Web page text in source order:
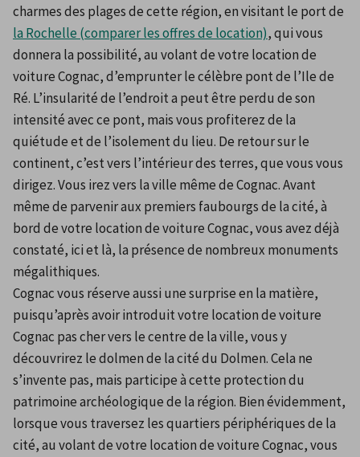
charmes des plages de cette région, en visitant le port de
la Rochelle (comparer les offres de location), qui vous
donnera la possibilité, au volant de votre location de
voiture Cognac, d’emprunter le célèbre pont de l’Ile de
Ré. L’insularité de l’endroit a peut être perdu de son
intensité avec ce pont, mais vous profiterez de la
quiétude et de l’isolement du lieu. De retour sur le
continent, c’est vers l’intérieur des terres, que vous vous
dirigez. Vous irez vers la ville même de Cognac. Avant
même de parvenir aux premiers faubourgs de la cité, à
bord de votre location de voiture Cognac, vous avez déjà
constaté, ici et là, la présence de nombreux monuments
mégalithiques.
Cognac vous réserve aussi une surprise en la matière,
puisqu’après avoir introduit votre location de voiture
Cognac pas cher vers le centre de la ville, vous y
découvrirez le dolmen de la cité du Dolmen. Cela ne
s’invente pas, mais participe à cette protection du
patrimoine archéologique de la région. Bien évidemment,
lorsque vous traversez les quartiers périphériques de la
cité, au volant de votre location de voiture Cognac, vous